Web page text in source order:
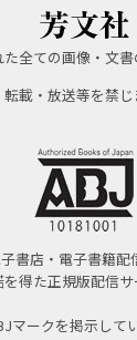
全ての画像・文
載・放送等を禁じ
書店・電子書籍
得た正規版配信
マークを掲示して